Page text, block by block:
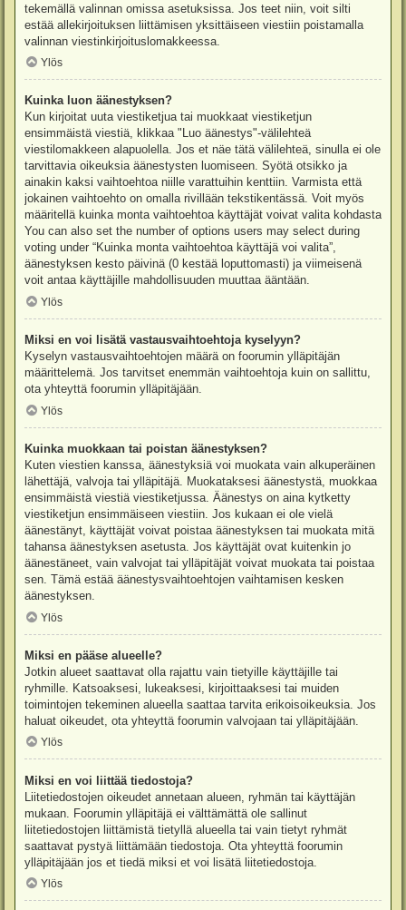
tekemällä valinnan omissa asetuksissa. Jos teet niin, voit silti
estää allekirjoituksen liittämisen yksittäiseen viestiin poistamalla
valinnan viestinkirjoituslomakkeessa.
Ylös
Kuinka luon äänestyksen?
Kun kirjoitat uuta viestiketjua tai muokkaat viestiketjun
ensimmäistä viestiä, klikkaa "Luo äänestys"-välilehteä
viestilomakkeen alapuolella. Jos et näe tätä välilehteä, sinulla ei ole
tarvittavia oikeuksia äänestysten luomiseen. Syötä otsikko ja
ainakin kaksi vaihtoehtoa niille varattuihin kenttiin. Varmista että
jokainen vaihtoehto on omalla rivillään tekstikentässä. Voit myös
määritellä kuinka monta vaihtoehtoa käyttäjät voivat valita kohdasta
You can also set the number of options users may select during
voting under “Kuinka monta vaihtoehtoa käyttäjä voi valita”,
äänestyksen kesto päivinä (0 kestää loputtomasti) ja viimeisenä
voit antaa käyttäjille mahdollisuuden muuttaa ääntään.
Ylös
Miksi en voi lisätä vastausvaihtoehtoja kyselyyn?
Kyselyn vastausvaihtoehtojen määrä on foorumin ylläpitäjän
määrittelemä. Jos tarvitset enemmän vaihtoehtoja kuin on sallittu,
ota yhteyttä foorumin ylläpitäjään.
Ylös
Kuinka muokkaan tai poistan äänestyksen?
Kuten viestien kanssa, äänestyksiä voi muokata vain alkuperäinen
lähettäjä, valvoja tai ylläpitäjä. Muokataksesi äänestystä, muokkaa
ensimmäistä viestiä viestiketjussa. Äänestys on aina kytketty
viestiketjun ensimmäiseen viestiin. Jos kukaan ei ole vielä
äänestänyt, käyttäjät voivat poistaa äänestyksen tai muokata mitä
tahansa äänestyksen asetusta. Jos käyttäjät ovat kuitenkin jo
äänestäneet, vain valvojat tai ylläpitäjät voivat muokata tai poistaa
sen. Tämä estää äänestysvaihtoehtojen vaihtamisen kesken
äänestyksen.
Ylös
Miksi en pääse alueelle?
Jotkin alueet saattavat olla rajattu vain tietyille käyttäjille tai
ryhmille. Katsoaksesi, lukeaksesi, kirjoittaaksesi tai muiden
toimintojen tekeminen alueella saattaa tarvita erikoisoikeuksia. Jos
haluat oikeudet, ota yhteyttä foorumin valvojaan tai ylläpitäjään.
Ylös
Miksi en voi liittää tiedostoja?
Liitetiedostojen oikeudet annetaan alueen, ryhmän tai käyttäjän
mukaan. Foorumin ylläpitäjä ei välttämättä ole sallinut
liitetiedostojen liittämistä tietyllä alueella tai vain tietyt ryhmät
saattavat pystyä liittämään tiedostoja. Ota yhteyttä foorumin
ylläpitäjään jos et tiedä miksi et voi lisätä liitetiedostoja.
Ylös